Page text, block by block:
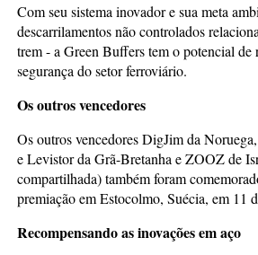
Com seu sistema inovador e sua meta
descarrilamentos não controlados
trem - a Green Buffers tem o potencial de
segurança do setor ferroviário.
Os outros vencedores
Os outros vencedores DigJim da
e Levistor da Grã-Bretanha e ZOOZ de
compartilhada) também foram
premiação em Estocolmo, Suécia, em 11
Recompensando as inovações em aço